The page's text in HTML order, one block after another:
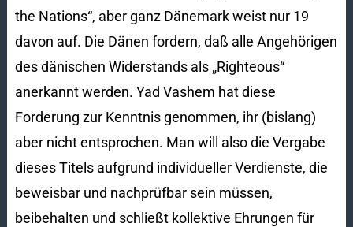
the Nations“, aber ganz Dänemark weist nur 19
davon auf. Die Dänen fordern, daß alle Angehörigen
des dänischen Widerstands als „Righteous“
anerkannt werden. Yad Vashem hat diese
Forderung zur Kenntnis genommen, ihr (bislang)
aber nicht entsprochen. Man will also die Vergabe
dieses Titels aufgrund individueller Verdienste, die
beweisbar und nachprüfbar sein müssen,
beibehalten und schließt kollektive Ehrungen für